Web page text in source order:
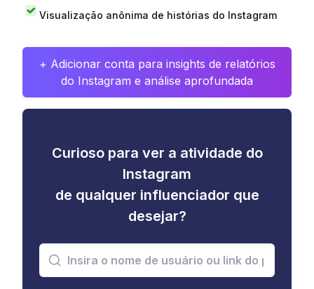
Visualização anônima de histórias do Instagram
+ Adicionar conta para insights de relatórios
do Instagram e análise aprofundada
Curioso para ver a atividade do
Instagram
de qualquer influenciador que
desejar?